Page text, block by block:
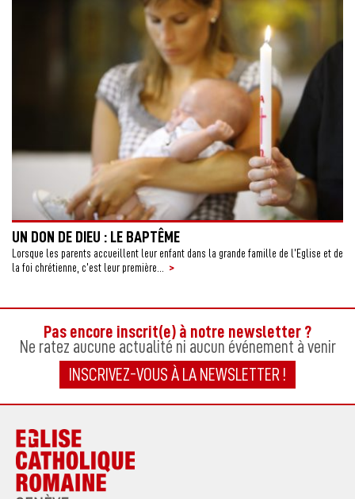
UN DON DE DIEU : LE BAPTÊME
Lorsque les parents accueillent leur enfant dans la grande famille de l’Eglise et de
la foi chrétienne, c’est leur première...
>
Pas encore inscrit(e) à notre newsletter ?
Ne ratez aucune actualité ni aucun événement à venir
INSCRIVEZ-VOUS À LA NEWSLETTER !